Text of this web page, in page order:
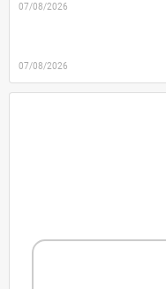
07/08/2026
07/08/2026